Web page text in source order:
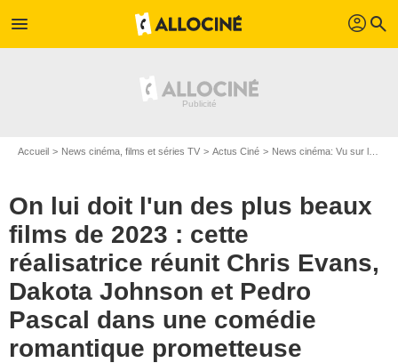
menu profil search
Accueil News cinéma, films et séries TV Actus Ciné News cinéma: Vu sur le web
On lui doit l'un des plus beaux
films de 2023 : cette
réalisatrice réunit Chris Evans,
Dakota Johnson et Pedro
Pascal dans une comédie
romantique prometteuse